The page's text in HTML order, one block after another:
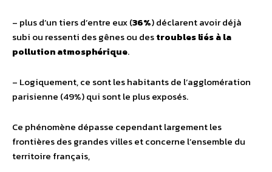
– plus d’un tiers d’entre eux (36%) déclarent avoir déjà
subi ou ressenti des gênes ou destroubles liés à la
pollution atmosphérique.
– Logiquement, ce sont les habitants de l’agglomération
parisienne (49%) qui sont le plus exposés.
Ce phénomène dépasse cependant largement les
frontières des grandes villes et concerne l’ensemble du
territoire français,